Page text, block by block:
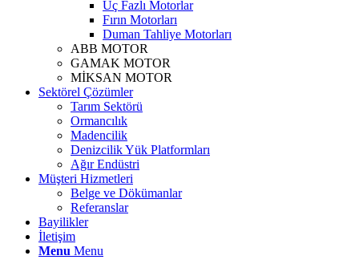
Üç Fazlı Motorlar
Fırın Motorları
Duman Tahliye Motorları
ABB MOTOR
GAMAK MOTOR
MİKSAN MOTOR
Sektörel Çözümler
Tarım Sektörü
Ormancılık
Madencilik
Denizcilik Yük Platformları
Ağır Endüstri
Müşteri Hizmetleri
Belge ve Dökümanlar
Referanslar
Bayilikler
İletişim
Menu Menu